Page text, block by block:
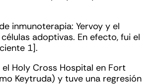
inmunoterapia: Yervoy y el
adoptivas. En efecto, fui el
1].
Holy Cross Hospital en Fort
Keytruda) y tuve una regresión